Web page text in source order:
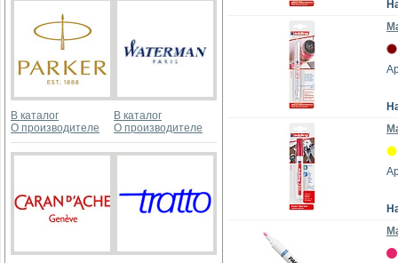
В каталог
О производителе
В каталог
О производителе